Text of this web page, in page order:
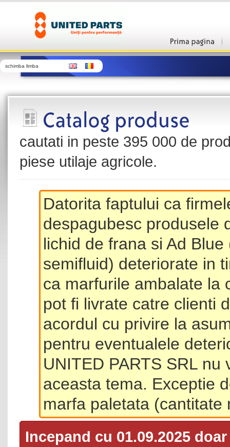
schimba limba
cautati in peste 395 000 de
piese utilaje agricole.
Datorita faptului ca
despagubesc produsele
lichid de frana si Ad
semifluid) deteriorate in
ca marfurile ambalate la
pot fi livrate catre clienti
acordul cu privire la
pentru eventualele
UNITED PARTS SRL
aceasta tema. Exceptie
marfa paletata (cantitate
Incepand cu 01.09.2025